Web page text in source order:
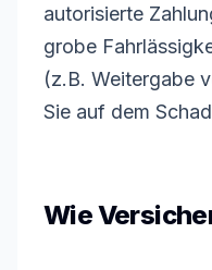
autorisierte
grobe
(z.B. Weitergabe
Sie auf dem
Wie